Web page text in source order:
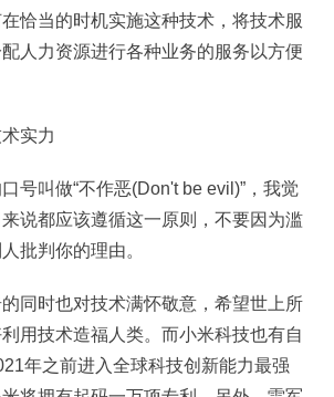
恰当的时机实施这种技术，将技术服
人力资源进行各种业务的服务以方便
号叫做“不作恶(Don't be evil)”，我觉
说都应该遵循这一原则，不要因为滥
批判你的理由。
同时也对技术满怀敬意，希望世上所
用技术造福人类。而小米科技也有自
年之前进入全球科技创新能力最强